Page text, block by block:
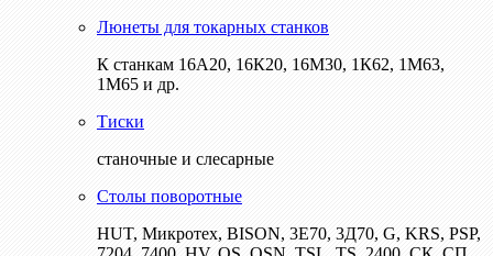
Люнеты для токарных станков
К станкам 16А20, 16К20, 16М30, 1К62, 1М63,
1М65 и др.
Тиски
станочные и слесарные
Столы поворотные
HUT, Микротех, BISON, 3Е70, 3Д70, G, KRS, PSP,